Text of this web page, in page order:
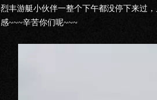
烈丰游艇小伙伴一整个下午都没停下来过
感~~~辛苦你们呢~~~